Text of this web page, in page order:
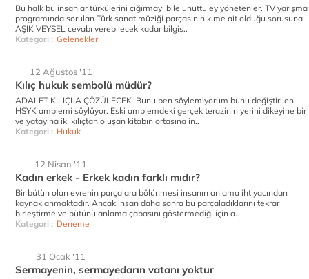
Bu halk bu insanlar türkülerini çığırmayı bile unuttu ey yönetenler. TV yarışma
programında sorulan Türk sanat müziği parçasının kime ait olduğu sorusuna
AŞIK VEYSEL cevabı verebilecek kadar bilgis..
Kategori : Gelenekler
12 Ağustos '11
Kılıç hukuk sembolü müdür?
ADALET KILIÇLA ÇÖZÜLECEK Bunu ben söylemiyorum bunu değiştirilen
HSYK amblemi söylüyor. Eski amblemdeki gerçek terazinin yerini dikeyine bir
ve yatayına iki kılıçtan oluşan kitabın ortasına in..
Kategori : Hukuk
12 Nisan '11
Kadın erkek - Erkek kadın farklı mıdır?
Bir bütün olan evrenin parçalara bölünmesi insanın anlama ihtiyacından
kaynaklanmaktadır. Ancak insan daha sonra bu parçaladıklarını tekrar
birleştirme ve bütünü anlama çabasını göstermediği için a..
Kategori : Deneme
31 Ocak '11
Sermayenin, sermayedarın vatanı yoktur